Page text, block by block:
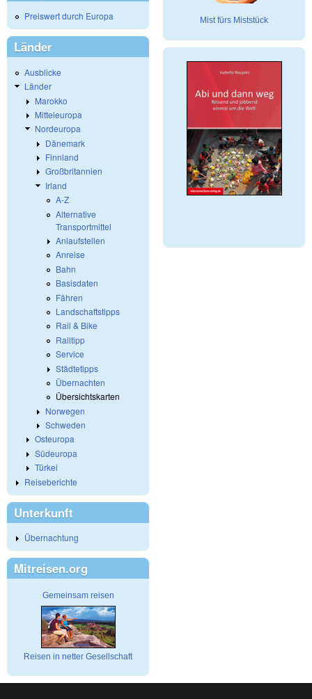
Preiswert durch Europa
Länder
Ausblicke
Länder
Marokko
Mitteleuropa
Nordeuropa
Dänemark
Finnland
Großbritannien
Irland
A-Z
Alternative
Transportmittel
Anlaufstellen
Anreise
Bahn
Basisdaten
Fähren
Landschaftstipps
Rail & Bike
Railtipp
Service
Städtetipps
Übernachten
Übersichtskarten
Norwegen
Schweden
Osteuropa
Südeuropa
Türkei
Reiseberichte
Unterkunft
Übernachtung
Mitreisen.org
Gemeinsam reisen
Reisen in netter Gesellschaft
Mist fürs Miststück